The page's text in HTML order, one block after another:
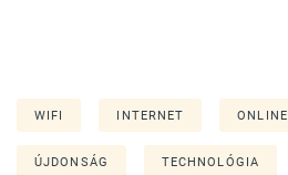
WIFI INTERNET ONLINE
ÚJDONSÁG TECHNOLÓGIA